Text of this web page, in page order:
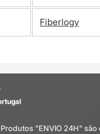
Fiberlogy
"ENVIO 24H"